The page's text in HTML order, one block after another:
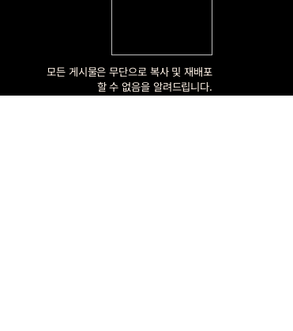
모든 게시물은 무단으로 복사 및 재배포
할 수 없음을 알려드립니다.